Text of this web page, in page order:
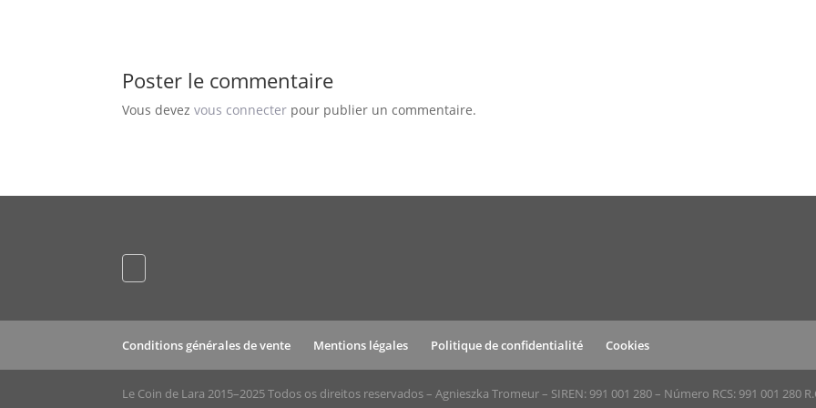
Poster le commentaire
Vous devezvous connecter pour publier un commentaire.
Conditions générales de vente Mentions légales Politique de confidentialité Cookies
Le Coin de Lara 2015–2025 Todos os direitos reservados – Agnieszka Tromeur – SIREN: 991 001 280 – Número RCS: 991 001 280